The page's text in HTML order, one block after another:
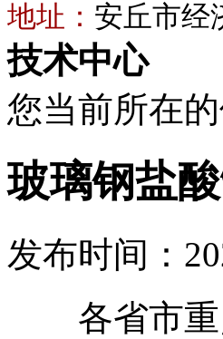
地址： 安丘市经
技术中心
您当前所在的
玻璃钢盐
发布时间：
各省市重